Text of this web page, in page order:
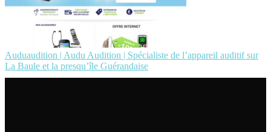
Auduaudition | Audu Audition | Spécialiste de l’appareil auditif sur
La Baule et la presqu’île Guérandaise